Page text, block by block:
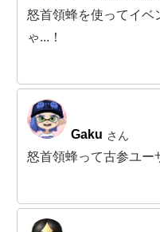
怒首領蜂を使ってイベ
ゃ...！
Gaku さん
怒首領蜂って古参ユー